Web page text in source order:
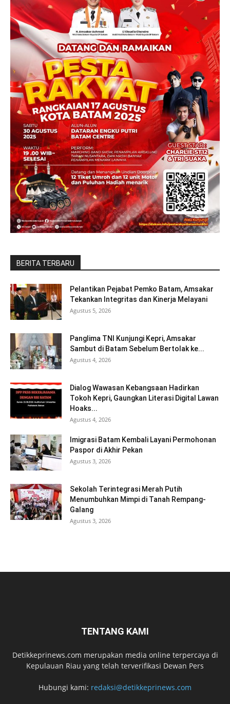
BERITA TERBARU
Pelantikan Pejabat Pemko Batam, Amsakar
Tekankan Integritas dan Kinerja Melayani
Agustus 5, 2026
Panglima TNI Kunjungi Kepri, Amsakar
Sambut di Batam Sebelum Bertolak ke...
Agustus 4, 2026
Dialog Wawasan Kebangsaan Hadirkan
Tokoh Kepri, Gaungkan Literasi Digital Lawan
Hoaks...
Agustus 4, 2026
Imigrasi Batam Kembali Layani Permohonan
Paspor di Akhir Pekan
Agustus 3, 2026
Sekolah Terintegrasi Merah Putih
Menumbuhkan Mimpi di Tanah Rempang-
Galang
Agustus 3, 2026
TENTANG KAMI
Detikkeprinews.com merupakan media online terpercaya di
Kepulauan Riau yang telah terverifikasi Dewan Pers
Hubungi kami: redaksi@detikkeprinews.com